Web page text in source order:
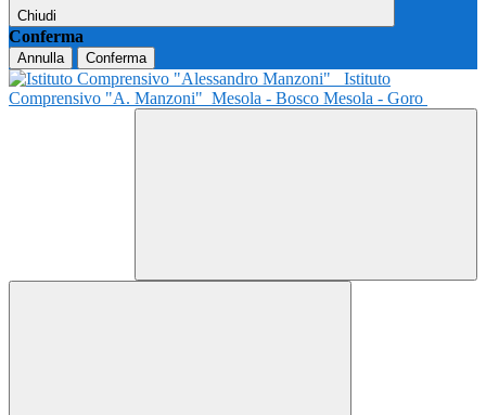
Chiudi
Conferma
Annulla Conferma
Istituto
Comprensivo "A. Manzoni" Mesola - Bosco Mesola - Goro